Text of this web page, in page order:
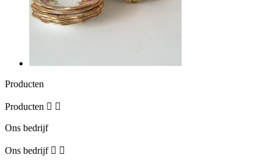
Producten
Producten  
Ons bedrijf
Ons bedrijf  